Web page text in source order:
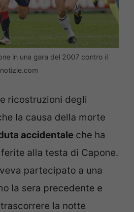
in una gara del 2007 contro il
ricostruzioni degli
la causa della morte
accidentale che ha
alla testa di Capone.
partecipato a una
la sera precedente e
la notte